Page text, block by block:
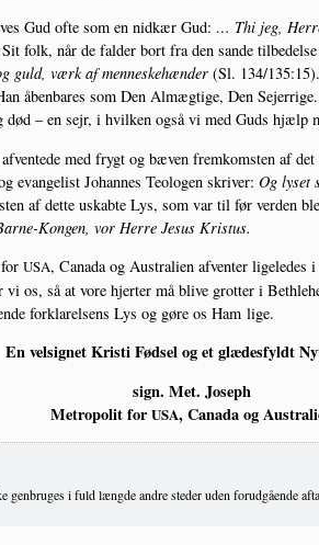
Gud ofte som en nid­kær Gud: … Thi jeg,
folk, når de fal­der bort fra den san­de
guld, værk af men­ne­ske­hæn­der (Sl. 134/
åben­ba­res som Den Almæg­ti­ge, Den
død – en sejr, i hvil­ken også vi med Guds hjælp
med frygt og bæven frem­kom­sten af
evan­ge­list Johan­nes Teo­lo­gen skri­ver: Og lyset
af det­te uskab­te Lys, som var til før ver­den
Kon­gen, vor Her­re Jesus Kristus.
USA, Cana­da og Austra­li­en afven­ter
vi os, så at vore hjer­ter må bli­ve grot­ter i
for­kla­rel­sens Lys og gøre os Ham lige.
En vel­sig­net Kri­sti Fød­sel og et glæ­des­fyldt
sign. Met. Joseph
Metro­po­lit forUSA, Cana­da og
genbruges i fuld længde andre steder uden forudgående